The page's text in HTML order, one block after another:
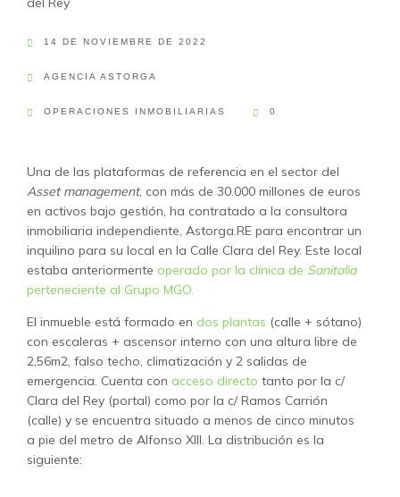
14 DE NOVIEMBRE DE 2022
AGENCIA ASTORGA
OPERACIONES INMOBILIARIAS 0
Una de las plataformas de referencia en el sector del
Asset management, con más de 30.000 millones de euros
en activos bajo gestión, ha contratado a la consultora
inmobiliaria independiente, Astorga.RE para encontrar un
inquilino para su local en la Calle Clara del Rey. Este local
estaba anteriormente operado por la clínica de Sanitalia
perteneciente al Grupo MGO.
El inmueble está formado en dos plantas (calle + sótano)
con escaleras + ascensor interno con una altura libre de
2,56m2, falso techo, climatización y 2 salidas de
emergencia. Cuenta con acceso directo tanto por la c/
Clara del Rey (portal) como por la c/ Ramos Carrión
(calle) y se encuentra situado a menos de cinco minutos
a pie del metro de Alfonso XIII. La distribución es la
siguiente: